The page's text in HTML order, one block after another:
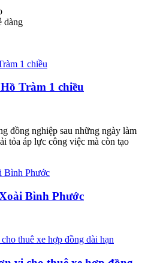
dàng
Tràm 1 chiều
đồng nghiệp sau những ngày làm
tỏa áp lực công việc mà còn tạo
Bình Phước